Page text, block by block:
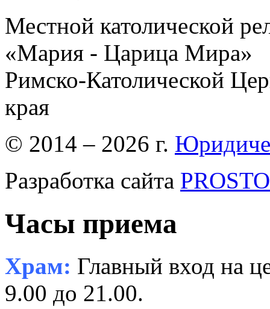
Местной католической
«Мария - Царица Мира»
Римско-Католической
края
© 2014 – 2026 г.
Разработка сайта
Часы приема
Храм: Главный вход на
9.00 до 21.00.